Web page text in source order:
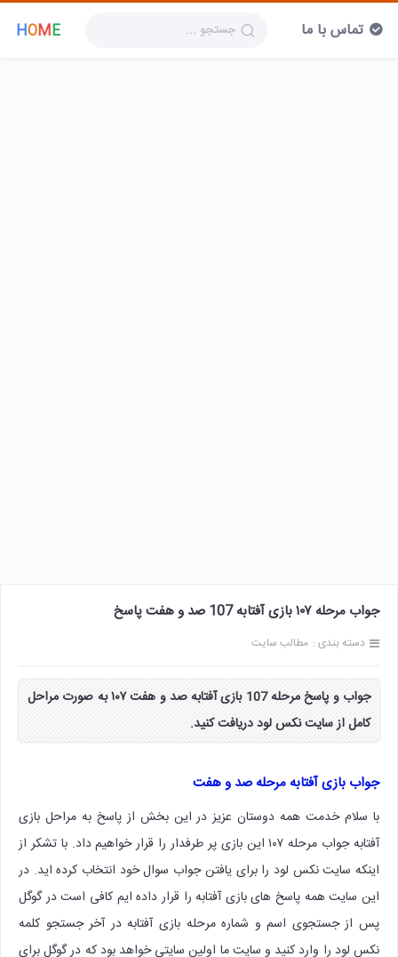
HOME تماس با ما
جواب مرحله ۱۰۷ بازی آفتابه 107 صد و هفت پاسخ
دسته بندی : مطالب سایت
جواب و پاسخ مرحله 107 بازی آفتابه صد و هفت ۱۰۷ به صورت مراحل
کامل از سایت نکس لود دریافت کنید.
جواب بازی آفتابه مرحله صد و هفت
با سلام خدمت همه دوستان عزیز در این بخش از پاسخ به مراحل بازی
آفتابه جواب مرحله ۱۰۷ این بازی پر طرفدار را قرار خواهیم داد. با تشکر از
اینکه سایت نکس لود را برای یافتن جواب سوال خود انتخاب کرده اید. در
این سایت همه پاسخ های بازی آفتابه را قرار داده ایم کافی است در گوگل
پس از جستجوی اسم و شماره مرحله بازی آفتابه در آخر جستجو کلمه
نکس لود را وارد کنید و سایت ما اولین سایتی خواهد بود که در گوگل برای